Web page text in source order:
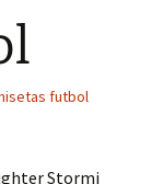
futbol
Stormi